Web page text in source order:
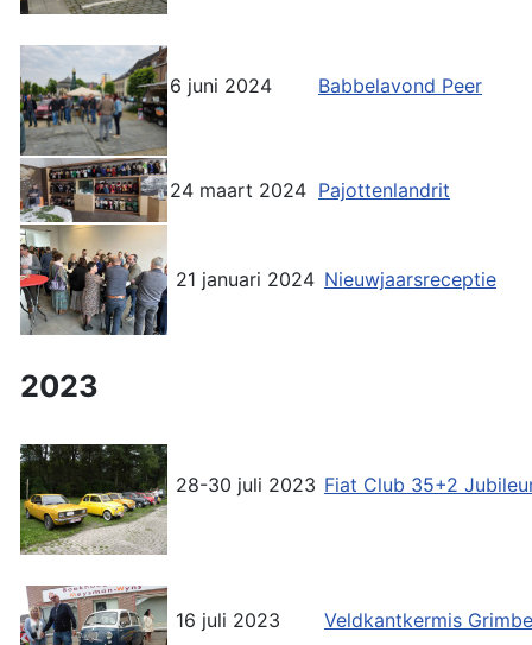
6 juni 2024 Babbelavond Peer
24 maart 2024 Pajottenlandrit
21 januari 2024 Nieuwjaarsreceptie
2023
28-30 juli 2023 Fiat Club 35+2
16 juli 2023 Veldkantkermis